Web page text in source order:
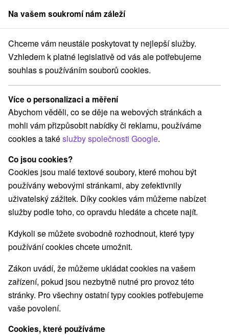
člen skupinySorger
na Slovensku Stredné Slovensko Žilinský kraj Dolný Kubín
Ubytování Dolný Kubín
Kategorie
Všechny kategorie
Hotely na Slovensku (1)
Apartmány(5) Chaty na prenájom(26) Drevenice
Penzióny Ubytovne
Vyberte lokalitu nebo termín
VŠECHNY TOP - NEJPRODÁVANĚJŠÍ NEJLEVNĚJŠÍ
Na vašem soukromí nám záleží
Chceme vám neustále poskytovat ty nejlepší služby.
Vzhledem k platné legislativě od vás ale potřebujeme
souhlas s používáním souborů cookies.
Více o personalizaci a měření
Abychom věděli, co se děje na webových stránkách a
mohli vám přizpůsobit nabídky či reklamu, používáme
cookies a takéslužby společnosti Google.
Co jsou cookies?
Cookies jsou malé textové soubory, které mohou být
používány webovými stránkami, aby zefektivnily
uživatelský zážitek. Díky cookies vám můžeme nabízet
služby podle toho, co opravdu hledáte a chcete najít.
Kdykoli se můžete svobodně rozhodnout, které typy
používání cookies chcete umožnit.
Zákon uvádí, že můžeme ukládat cookies na vašem
zařízení, pokud jsou nezbytně nutné pro provoz této
stránky. Pro všechny ostatní typy cookies potřebujeme
vaše povolení.
Cookies, které používáme